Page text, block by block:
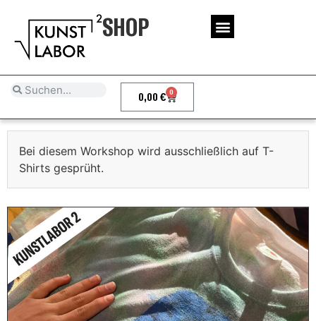
SHOP
0,00€ 0
Bei diesem Workshop wird ausschließlich auf T-
Shirts gesprüht.